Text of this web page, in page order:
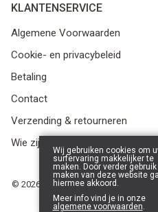
KLANTENSERVICE
Algemene Voorwaarden
Cookie- en privacybeleid
Betaling
Contact
Verzending & retourneren
Wie zijn we?
© 2026 Media Service bv - BE 0438
Powered
Wij gebruiken cookies om
surfervaring makkelijker te
maken. Door verder
maken van deze website
hiermee akkoord.
Meer info vind je in onze
algemene voorwaarden.